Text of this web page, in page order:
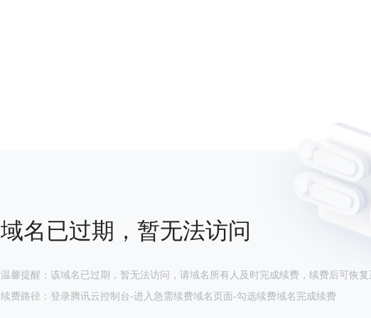
域名已过期，暂无法访问
温馨提醒：该域名已过期，暂无法访问，请域名所有人及时完成续费，续费后可恢复
续费路径：登录腾讯云控制台-进入急需续费域名页面-勾选续费域名完成续费